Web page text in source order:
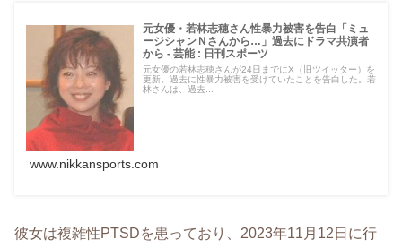
元女優・若林志穂さん性暴力被害を告白「ミュ
ージシャンＮさんから…」過去にドラマ共演者
から - 芸能 : 日刊スポーツ
元女優の若林志穂さんが24日までにX（旧ツイッター）を
更新。過去に性暴力被害を受けていたことを告白した。若
林さんは、過去...
www.nikkansports.com
彼女は複雑性PTSDを患っており、2023年11月12日に行